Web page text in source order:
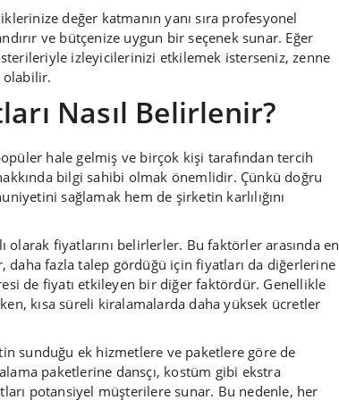
değer katmanın yanı sıra profesyonel
ve bütçenize uygun bir seçenek sunar. Eğer
izleyicilerinizi etkilemek isterseniz, zenne
olabilir.
Nasıl Belirlenir?
hale gelmiş ve birçok kişi tarafından tercih
bilgi sahibi olmak önemlidir. Çünkü doğru
sağlamak hem de şirketin karlılığını
fiyatlarını belirlerler. Bu faktörler arasında en
fazla talep gördüğü için fiyatları da diğerlerine
de fiyatı etkileyen bir diğer faktördür. Genellikle
kısa süreli kiralamalarda daha yüksek ücretler
sunduğu ek hizmetlere ve paketlere göre de
paketlerine dansçı, kostüm gibi ekstra
potansiyel müşterilere sunar. Bu nedenle, her